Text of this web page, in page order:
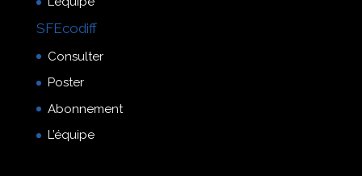
SFEcodiff
Consulter
Poster
Abonnement
L’équipe